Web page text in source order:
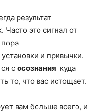
результат
Часто это сигнал от
и привычки.
с осознания, куда
то, что вас истощает.
вам больше всего, и